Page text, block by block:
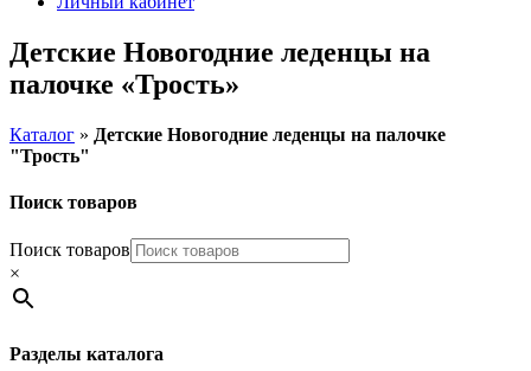
Детские Новогодние леденцы на
палочке «Трость»
Каталог » Детские Новогодние леденцы на палочке
"Трость"
Поиск товаров
Поиск товаров
×
Разделы каталога